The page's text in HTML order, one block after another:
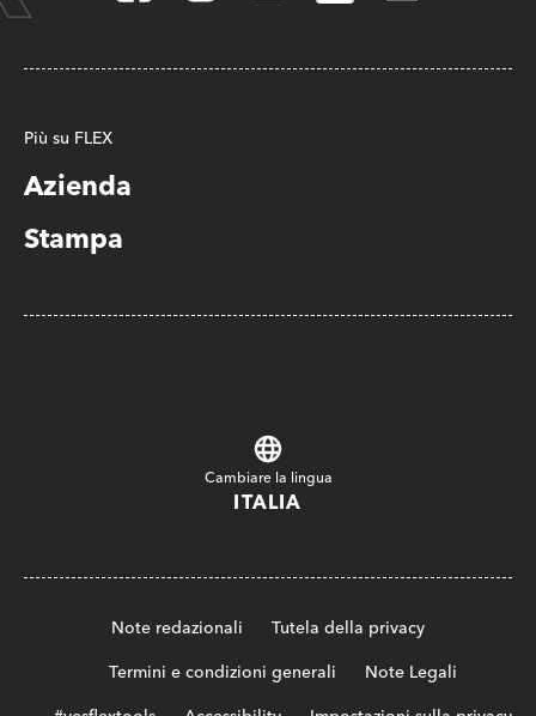
Più su FLEX
Azienda
Stampa
Cambiare la lingua
ITALIA
Note redazionali
Tutela della privacy
Termini e condizioni generali
Note Legali